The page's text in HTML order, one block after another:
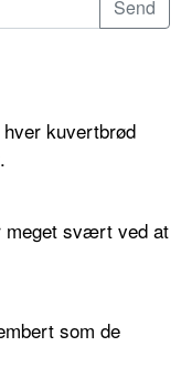
kuvertbrød
meget svært ved at
som de